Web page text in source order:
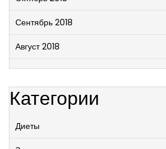
Сентябрь 2018
Август 2018
Категории
Диеты